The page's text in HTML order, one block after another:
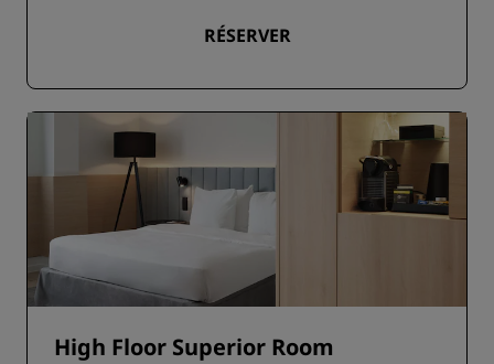
RÉSERVER
High Floor Superior Room